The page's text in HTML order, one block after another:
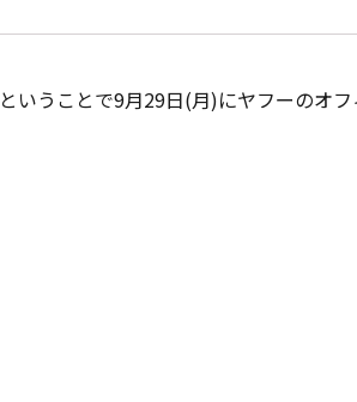
いうことで9月29日(月)にヤフーのオ